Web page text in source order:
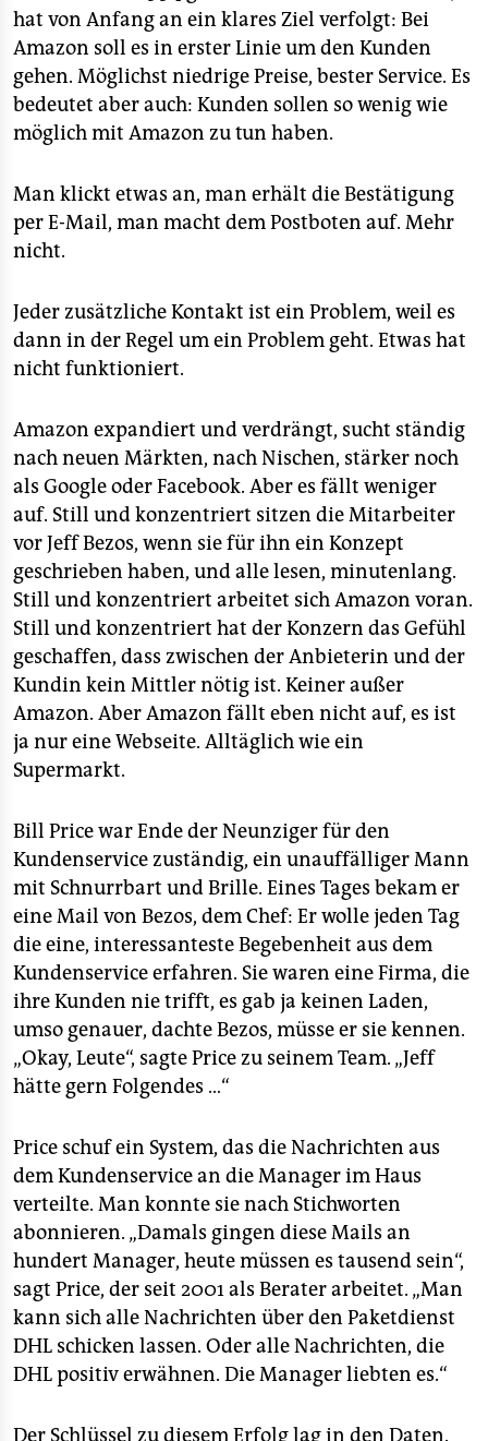
hat von Anfang an ein klares Ziel verfolgt: Bei
Amazon soll es in erster Linie um den Kunden
gehen. Möglichst niedrige Preise, bester Service. Es
bedeutet aber auch: Kunden sollen so wenig wie
möglich mit Amazon zu tun haben.
Man klickt etwas an, man erhält die Bestätigung
per E-Mail, man macht dem Postboten auf. Mehr
nicht.
Jeder zusätzliche Kontakt ist ein Problem, weil es
dann in der Regel um ein Problem geht. Etwas hat
nicht funktioniert.
Amazon expandiert und verdrängt, sucht ständig
nach neuen Märkten, nach Nischen, stärker noch
als Google oder Facebook. Aber es fällt weniger
auf. Still und konzentriert sitzen die Mitarbeiter
vor Jeff Bezos, wenn sie für ihn ein Konzept
geschrieben haben, und alle lesen, minutenlang.
Still und konzentriert arbeitet sich Amazon voran.
Still und konzentriert hat der Konzern das Gefühl
geschaffen, dass zwischen der Anbieterin und der
Kundin kein Mittler nötig ist. Keiner außer
Amazon. Aber Amazon fällt eben nicht auf, es ist
ja nur eine Webseite. Alltäglich wie ein
Supermarkt.
Bill Price war Ende der Neunziger für den
Kundenservice zuständig, ein unauffälliger Mann
mit Schnurrbart und Brille. Eines Tages bekam er
eine Mail von Bezos, dem Chef: Er wolle jeden Tag
die eine, interessanteste Begebenheit aus dem
Kundenservice erfahren. Sie waren eine Firma, die
ihre Kunden nie trifft, es gab ja keinen Laden,
umso genauer, dachte Bezos, müsse er sie kennen.
„Okay, Leute“, sagte Price zu seinem Team. „Jeff
hätte gern Folgendes …“
Price schuf ein System, das die Nachrichten aus
dem Kundenservice an die Manager im Haus
verteilte. Man konnte sie nach Stichworten
abonnieren. „Damals gingen diese Mails an
hundert Manager, heute müssen es tausend sein“,
sagt Price, der seit 2001 als Berater arbeitet. „Man
kann sich alle Nachrichten über den Paketdienst
DHL schicken lassen. Oder alle Nachrichten, die
DHL positiv erwähnen. Die Manager liebten es.“
Der Schlüssel zu diesem Erfolg lag in den Daten.